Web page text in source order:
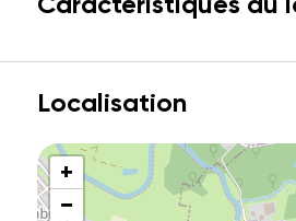
Localisation
+
−